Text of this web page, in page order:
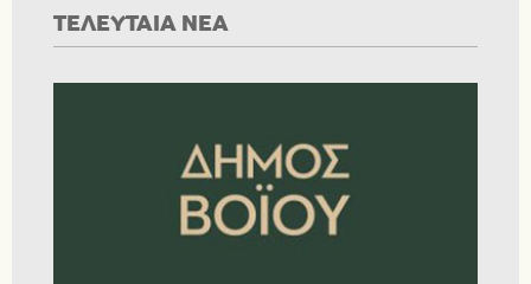
ΤΕΛΕΥΤΑΙΑ ΝΕΑ